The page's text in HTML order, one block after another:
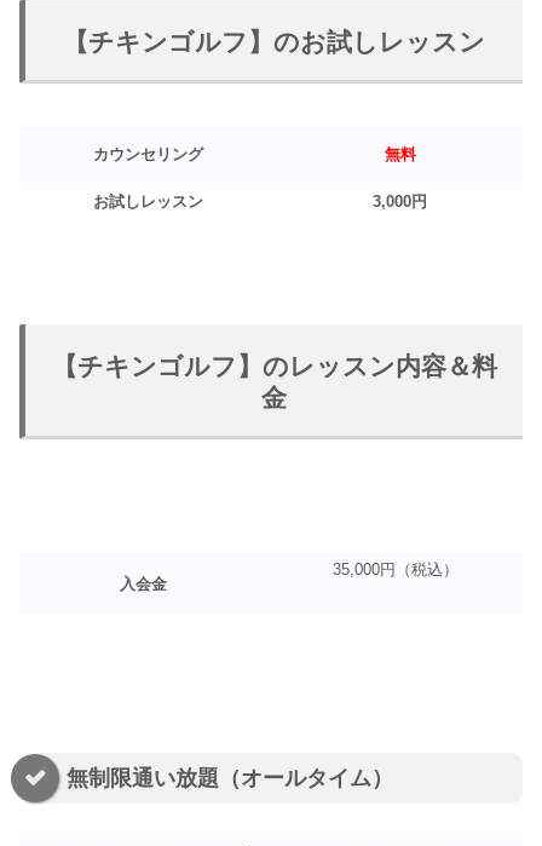
【チキンゴルフ】のお試しレッスン
カウンセリング 無料
お試しレッスン 3,000円
【チキンゴルフ】のレッスン内容＆料
金
入会金
35,000円（税込）
無制限通い放題（オールタイム）